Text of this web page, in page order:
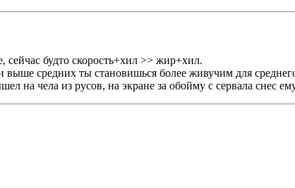
сейчас будто скорость+хил >> жир+хил.
выше средних ты становишься более живучим для
на чела из русов, на экране за обойму с сервала снес